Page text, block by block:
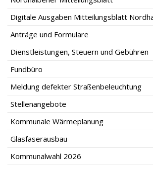
Digitale Ausgaben Mitteilungsblatt
Anträge und Formulare
Dienstleistungen, Steuern und Gebühren
Fundbüro
Meldung defekter Straßenbeleuchtung
Stellenangebote
Kommunale Wärmeplanung
Glasfaserausbau
Kommunalwahl 2026